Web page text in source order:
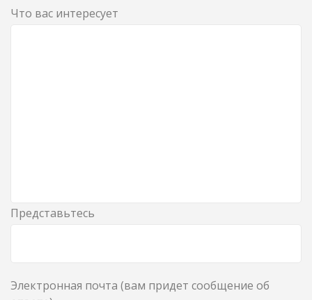
Представьтесь
Электронная почта (вам придет сообщение об
Что вас интересует